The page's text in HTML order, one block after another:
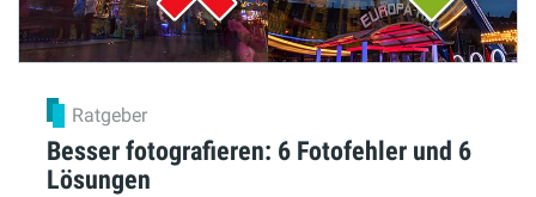
Ratgeber
Besser fotografieren: 6 Fotofehler und 6
Lösungen